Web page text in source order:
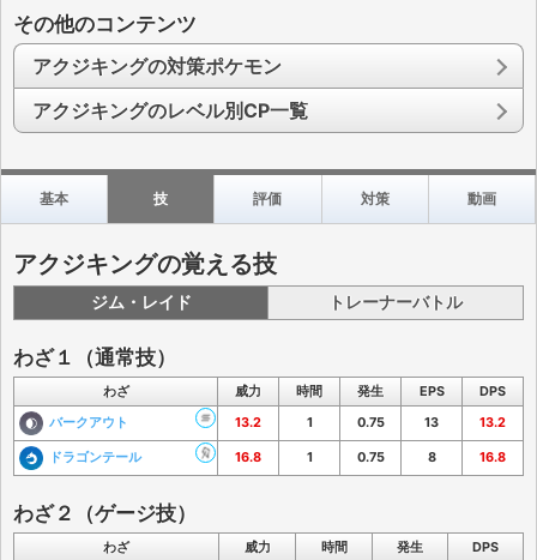
その他のコンテンツ
アクジキングの対策ポケモン
アクジキングのレベル別CP一覧
基本 技 評価 対策 動画
アクジキングの覚える技
ジム・レイド トレーナーバトル
わざ１（通常技）
わざ 威力 時間 発生 EPS
DPS
バークアウト
13.2 1 0.75 13 13.2
ドラゴンテール 16.8 1 0.75 8 16.8
わざ２（ゲージ技）
わざ 威力 時間 発生
DPS